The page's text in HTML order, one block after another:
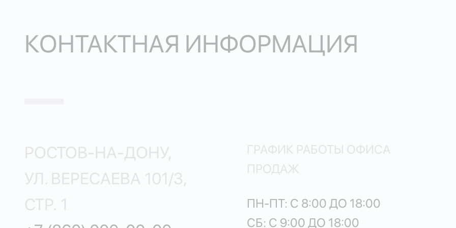
КОНТАКТНАЯ ИНФОРМАЦИЯ
РОСТОВ-НА-ДОНУ,
УЛ. ВЕРЕСАЕВА 101/3,
СТР. 1
ГРАФИК РАБОТЫ ОФИСА
ПРОДАЖ
ПН-ПТ: С 8:00 ДО 18:00
СБ: С 9:00 ДО 18:00